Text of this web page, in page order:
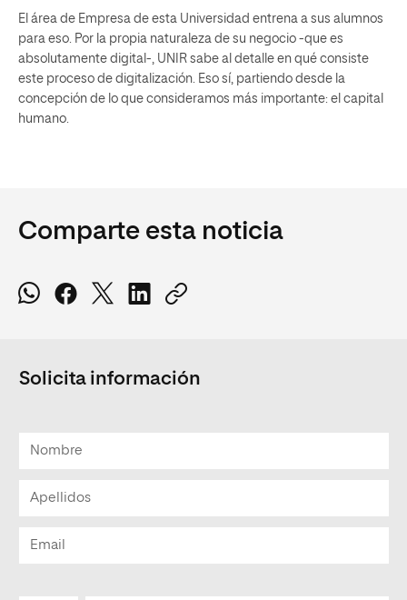
El área de Empresa de esta Universidad entrena a sus alumnos
para eso. Por la propia naturaleza de su negocio -que es
absolutamente digital-, UNIR sabe al detalle en qué consiste
este proceso de digitalización. Eso sí, partiendo desde la
concepción de lo que consideramos más importante: el capital
humano.
Comparte esta noticia
Solicita información